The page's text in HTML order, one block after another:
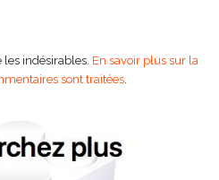
indésirables. En savoir plus sur la
sont traitées